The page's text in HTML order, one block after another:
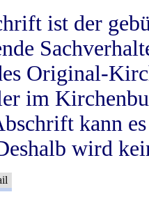
ist der
Original-
im
kann
wird